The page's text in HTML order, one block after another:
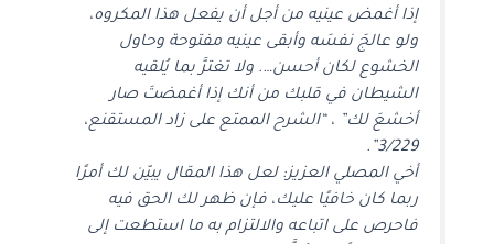
إذا أغمض عينيه من أجل أن يفعل هذا المكروه،
ولو عالجَ نفسَه وأبقى عينيه مفتوحة وحاول
الخشوع لكان أحسن…. ولا تغترَّ بما يُلقيه
الشيطان في قلبك من أنك إذا أغمضتَ صار
أخشعَ لك” ، “الشرح الممتع على زاد المستقنع،
3/229”.
أخي المصلي العزيز: لعل هذا المقال يبيّن لك أمرًا
ربما كان خافيًا عليك، فإن ظهر لك الحق فيه
فاحرص على اتباعه والالتزام به ما استطعت إلى